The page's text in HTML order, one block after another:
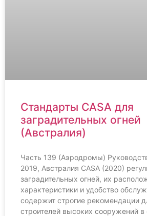
Стандарты CASA для
заградительных огней
(Австралия)
Часть 139 (Аэродромы)
2019, Австралия CASA (2020)
заградительных огней, их
характеристики и удобство
содержит строгие рекомендации
строителей высоких сооружений в